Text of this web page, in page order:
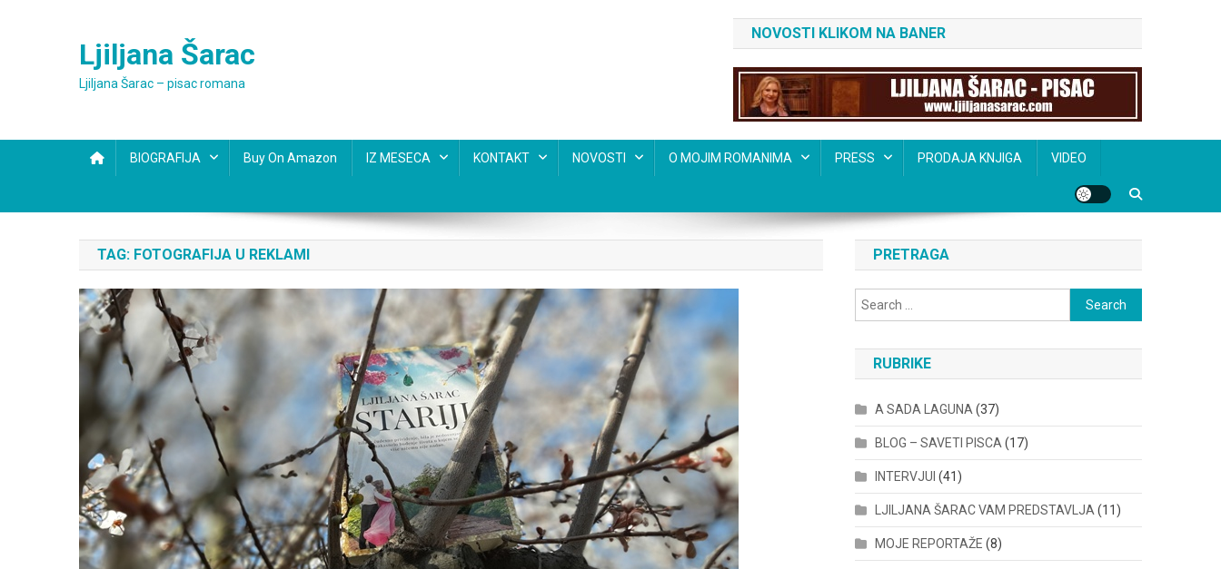
Ljiljana Šarac
Ljiljana Šarac – pisac romana
NOVOSTI KLIKOM NA BANER
BIOGRAFIJA Buy On Amazon IZ MESECA KONTAKT NOVOSTI O MOJIM ROMANIMA PRESS PRODAJA KNJIGA VIDEO
TAG: FOTOGRAFIJA U REKLAMI PRETRAGA
Search
for:
RUBRIKE
A SADA LAGUNA (37)
BLOG – SAVETI PISCA (17)
INTERVJUI (41)
LJILJANA ŠARAC VAM PREDSTAVLJA (11)
MOJE REPORTAŽE (8)